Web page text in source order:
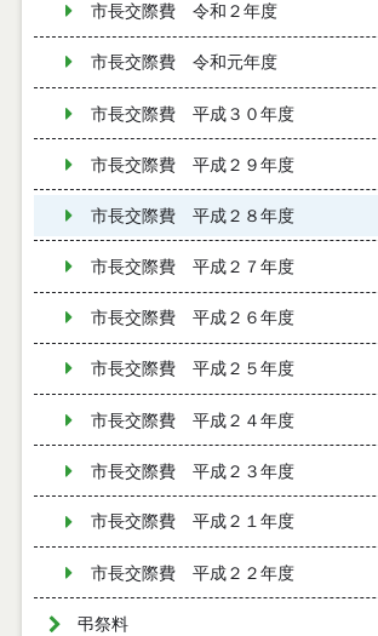
市長交際費 令和２年度
市長交際費 令和元年度
市長交際費 平成３０年度
市長交際費 平成２９年度
市長交際費 平成２８年度
市長交際費 平成２７年度
市長交際費 平成２６年度
市長交際費 平成２５年度
市長交際費 平成２４年度
市長交際費 平成２３年度
市長交際費 平成２１年度
市長交際費 平成２２年度
弔祭料